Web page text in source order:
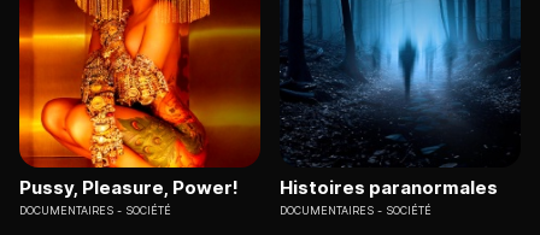
Pussy, Pleasure, Power!
DOCUMENTAIRES SOCIÉTÉ
Histoires paranormales
DOCUMENTAIRES SOCIÉTÉ